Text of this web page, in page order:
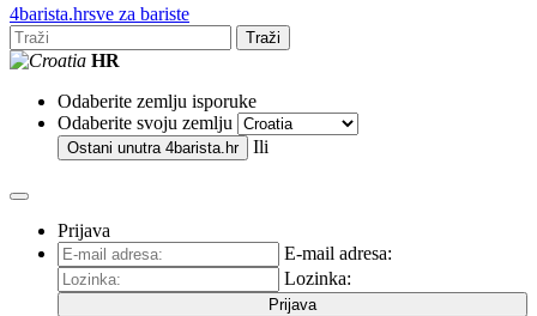
4barista.hrsve za bariste
Traži
HR
Odaberite zemlju isporuke
Odaberite svoju zemlju
Ostani unutra 4barista.hr Ili
Prijava
E-mail adresa:
Lozinka:
Prijava